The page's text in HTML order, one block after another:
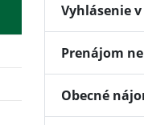
Vyhlásenie
Prenájom
Obecné